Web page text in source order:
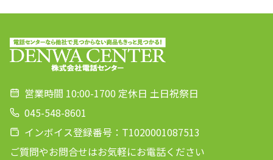
営業時間 10:00-1700 定休日 土日祝祭日
045-548-8601
インボイス登録番号：T1020001087513
ご質問やお問合せはお気軽にお電話ください